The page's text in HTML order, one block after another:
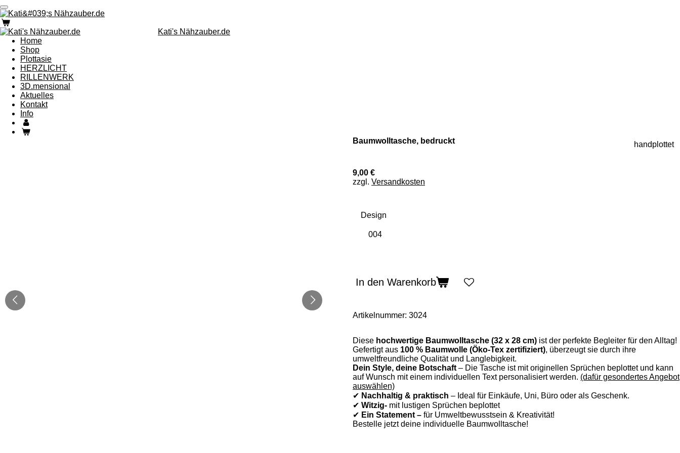
Zum
Hauptinhalt
springen
Kati's Nähzauber.de
Home
Shop
Plottasie
HERZLICHT
RILLENWERK
3D.mensional
Aktuelles
Kontakt
Info
Baumwolltasche, bedruckt handplottet
9,00 €
zzgl. Versandkosten
Design
In den Warenkorb
Artikelnummer: 3024
Diese hochwertige Baumwolltasche (32 x 28 cm) ist der perfekte Begleiter für den Alltag!
Gefertigt aus 100 % Baumwolle (Öko-Tex zertifiziert), überzeugt sie durch ihre
umweltfreundliche Qualität und Langlebigkeit.
Dein Style, deine Botschaft – Die Tasche ist mit originellen Sprüchen beplottet und kann
auf Wunsch mit einem individuellen Text personalisiert werden. (dafür gesondertes Angebot
auswählen)
✔ Nachhaltig & praktisch – Ideal für Einkäufe, Uni, Büro oder als Geschenk.
✔ Witzig- mit lustigen Sprüchen beplottet
✔ Ein Statement – für Umweltbewusstsein & Kreativität!
Bestelle jetzt deine individuelle Baumwolltasche!